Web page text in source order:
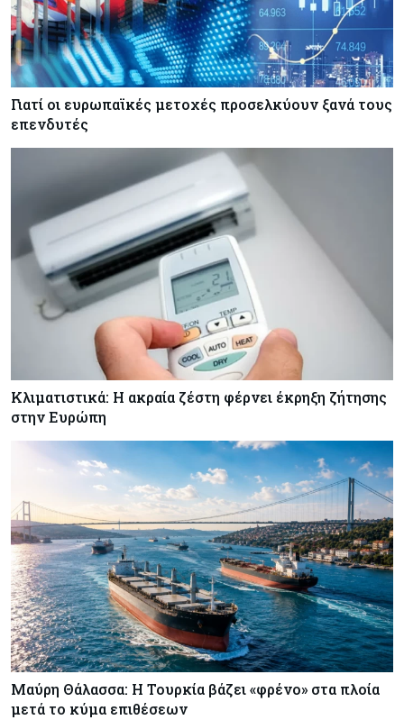
Κόσμος 08-08-2026
Αγορές ακινήτων: Οι 10 πιο ακριβές ευρωπαϊκές
πόλεις για αγορά σπιτιού (πίνακας)
Κόσμος 08-08-2026
Οι πυρκαγιές κατακαίνε την Ευρώπη, αλλά οι
ζημιές δεν είναι ασφαλισμένες
Κόσμος
Γιατί οι κεντρικές τράπεζες αφήνουν τις αγορές
να «παίξουν μπάλα»
Γιατί οι ευρωπαϊκές μετοχές προσελκύουν ξανά τους
επενδυτές
Κλιματιστικά: Η ακραία ζέστη φέρνει έκρηξη ζήτησης
στην Ευρώπη
Μαύρη Θάλασσα: Η Τουρκία βάζει «φρένο» στα πλοία
μετά το κύμα επιθέσεων